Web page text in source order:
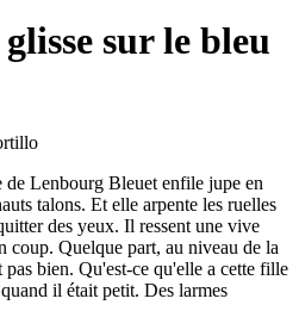
sur le bleu
de Lenbourg Bleuet enfile jupe en
talons. Et elle arpente les ruelles
des yeux. Il ressent une vive
coup. Quelque part, au niveau de la
bien. Qu'est-ce qu'elle a cette fille
il était petit. Des larmes